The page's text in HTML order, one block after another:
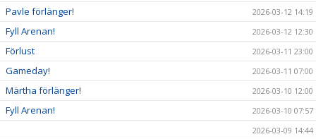
Pavle förlänger! 2026-03-12 14:19
Fyll Arenan! 2026-03-12 12:30
Förlust 2026-03-11 23:00
Gameday! 2026-03-11 07:00
Märtha förlänger! 2026-03-10 12:00
Fyll Arenan!
2026-03-10 07:57
2026-03-09 14:44